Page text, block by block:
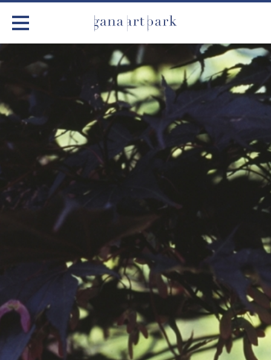
가나아트파크
전시
작품소개
커뮤니티
공지사항
보도자료